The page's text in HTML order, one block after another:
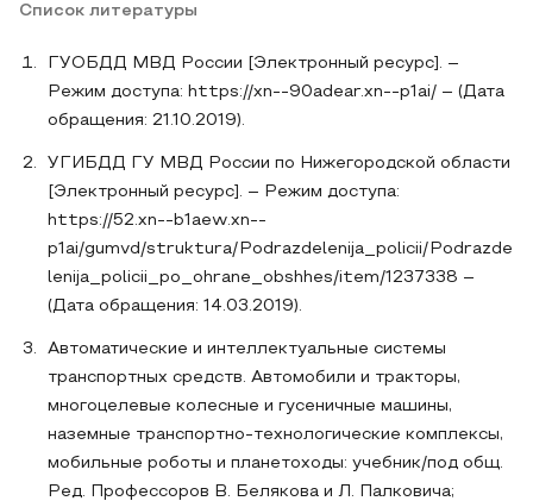
Список литературы
ГУОБДД МВД России [Электронный ресурс]. –
Режим доступа: https://xn--90adear.xn--p1ai/ – (Дата
обращения: 21.10.2019).
УГИБДД ГУ МВД России по Нижегородской области
[Электронный ресурс]. – Режим доступа:
https://52.xn--b1aew.xn--
p1ai/gumvd/struktura/Podrazdelenija_policii/Podrazde
lenija_policii_po_ohrane_obshhes/item/1237338 –
(Дата обращения: 14.03.2019).
Автоматические и интеллектуальные системы
транспортных средств. Автомобили и тракторы,
многоцелевые колесные и гусеничные машины,
наземные транспортно-технологические комплексы,
мобильные роботы и планетоходы: учебник/под общ.
Ред. Профессоров В. Белякова и Л. Палковича;